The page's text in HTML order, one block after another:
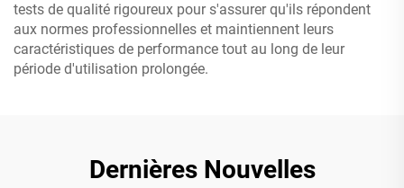
tests de qualité rigoureux pour s'assurer qu'ils répondent
aux normes professionnelles et maintiennent leurs
caractéristiques de performance tout au long de leur
période d'utilisation prolongée.
Dernières Nouvelles